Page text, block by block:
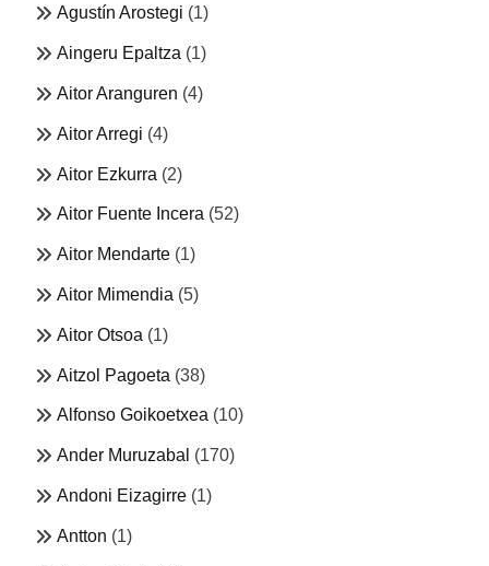
Agustín Arostegi (1)
Aingeru Epaltza (1)
Aitor Aranguren (4)
Aitor Arregi (4)
Aitor Ezkurra (2)
Aitor Fuente Incera (52)
Aitor Mendarte (1)
Aitor Mimendia (5)
Aitor Otsoa (1)
Aitzol Pagoeta (38)
Alfonso Goikoetxea (10)
Ander Muruzabal (170)
Andoni Eizagirre (1)
Antton (1)